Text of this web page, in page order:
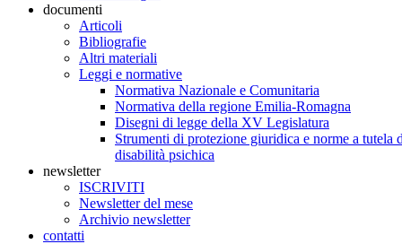
documenti
Articoli
Bibliografie
Altri materiali
Leggi e normative
Normativa Nazionale e Comunitaria
Normativa della regione Emilia-Romagna
Disegni di legge della XV Legislatura
Strumenti di protezione giuridica e norme a tutela
disabilità psichica
newsletter
ISCRIVITI
Newsletter del mese
Archivio newsletter
contatti